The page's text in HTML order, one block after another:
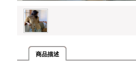
商品描述